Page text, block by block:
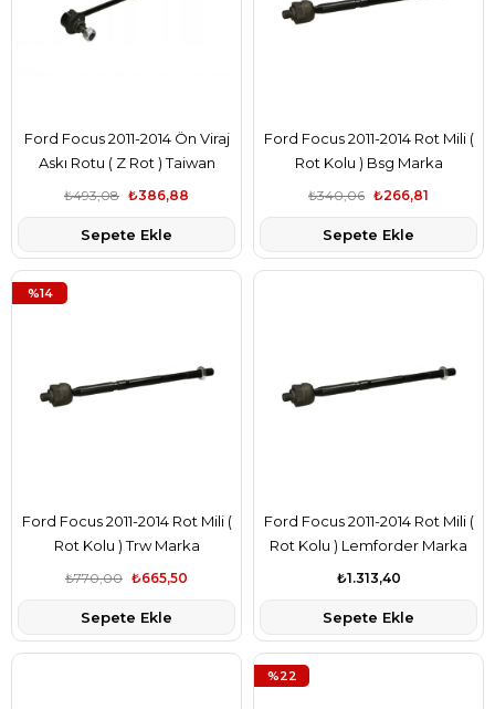
Ford Focus 2011-2014 Ön Viraj
Askı Rotu ( Z Rot ) Taiwan
Marka AV613B438BA
₺386,88
₺493,08
Sepete Ekle
Ford Focus 2011-2014 Rot Mili (
Rot Kolu ) Bsg Marka
4M513L519AB
₺266,81
₺340,06
Sepete Ekle
Ford Focus 2011-2014 Rot Mili (
Rot Kolu ) Trw Marka
4M513L519AB
₺665,50
₺770,00
Sepete Ekle
%14
Ford Focus 2011-2014 Rot Mili (
Rot Kolu ) Lemforder Marka
4M513L519AB
₺1.313,40
Sepete Ekle
%22